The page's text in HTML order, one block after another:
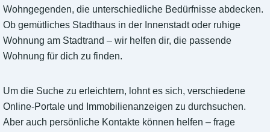
Wohngegenden, die unterschiedliche Bedürfnisse abdecken.
Ob gemütliches Stadthaus in der Innenstadt oder ruhige
Wohnung am Stadtrand – wir helfen dir, die passende
Wohnung für dich zu finden.
Um die Suche zu erleichtern, lohnt es sich, verschiedene
Online-Portale und Immobilienanzeigen zu durchsuchen.
Aber auch persönliche Kontakte können helfen – frage